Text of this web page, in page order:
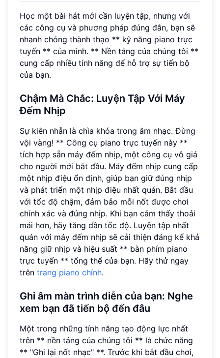
Học một bài hát mới cần luyện tập, nhưng với
các công cụ và phương pháp đúng đắn, bạn sẽ
nhanh chóng thành thạo ** kỹ năng piano trực
tuyến ** của mình. ** Nền tảng của chúng tôi **
cung cấp nhiều tính năng để hỗ trợ sự tiến bộ
của bạn.
Chậm Mà Chắc: Luyện Tập Với Máy
Đếm Nhịp
Sự kiên nhẫn là chìa khóa trong âm nhạc. Đừng
vội vàng! ** Công cụ piano trực tuyến này **
tích hợp sẵn máy đếm nhịp, một công cụ vô giá
cho người mới bắt đầu. Máy đếm nhịp cung cấp
một nhịp điệu ổn định, giúp bạn giữ đúng nhịp
và phát triển một nhịp điệu nhất quán. Bắt đầu
với tốc độ chậm, đảm bảo mỗi nốt được chơi
chính xác và đúng nhịp. Khi bạn cảm thấy thoải
mái hơn, hãy tăng dần tốc độ. Luyện tập nhất
quán với máy đếm nhịp sẽ cải thiện đáng kể khả
năng giữ nhịp và hiệu suất ** bàn phím piano
trực tuyến ** tổng thể của bạn. Hãy thử ngay
trên trang piano chính.
Ghi âm màn trình diễn của bạn: Nghe
xem bạn đã tiến bộ đến đâu
Một trong những tính năng tạo động lực nhất
trên ** nền tảng của chúng tôi ** là chức năng
** "Ghi lại nốt nhạc" **. Trước khi bắt đầu chơi,